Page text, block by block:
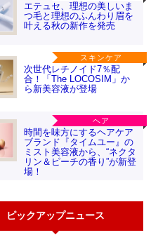
エテュセ、理想の美しいま
つ毛と理想のふんわり眉を
叶える秋の新作を発売
スキンケア
次世代レチノイド7％配
合！「The LOCOSIM」か
ら新美容液が登場
ヘア
時間を味方にするヘアケア
ブランド『タイムユー』の
ミスト美容液から、“ネクタ
リン＆ピーチの香り”が新登
場！
ピックアップニュース